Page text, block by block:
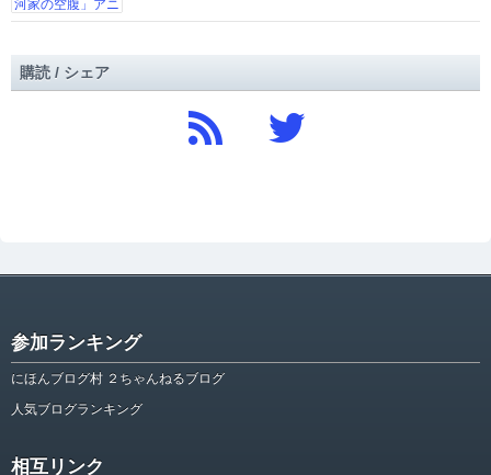
購読 / シェア
参加ランキング
にほんブログ村 ２ちゃんねるブログ
人気ブログランキング
相互リンク